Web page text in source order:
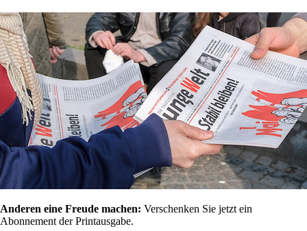
Anderen eine Freude machen: Verschenken Sie jetzt ein
Abonnement der Printausgabe.